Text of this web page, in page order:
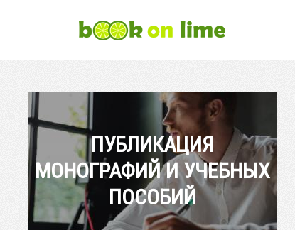
ПУБЛИКАЦИЯ
МОНОГРАФИЙ И УЧЕБНЫХ
ПОСОБИЙ